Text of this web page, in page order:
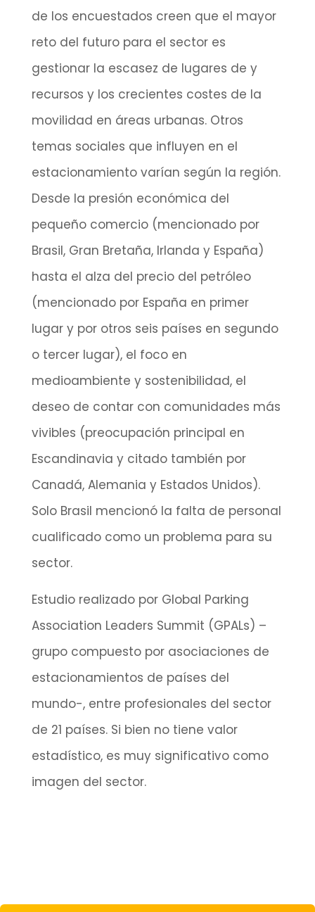
de los encuestados creen que el mayor
reto del futuro para el sector es
gestionar la escasez de lugares de y
recursos y los crecientes costes de la
movilidad en áreas urbanas. Otros
temas sociales que influyen en el
estacionamiento varían según la región.
Desde la presión económica del
pequeño comercio (mencionado por
Brasil, Gran Bretaña, Irlanda y España)
hasta el alza del precio del petróleo
(mencionado por España en primer
lugar y por otros seis países en segundo
o tercer lugar), el foco en
medioambiente y sostenibilidad, el
deseo de contar con comunidades más
vivibles (preocupación principal en
Escandinavia y citado también por
Canadá, Alemania y Estados Unidos).
Solo Brasil mencionó la falta de personal
cualificado como un problema para su
sector.
Estudio realizado por Global Parking
Association Leaders Summit (GPALs) –
grupo compuesto por asociaciones de
estacionamientos de países del
mundo-, entre profesionales del sector
de 21 países. Si bien no tiene valor
estadístico, es muy significativo como
imagen del sector.